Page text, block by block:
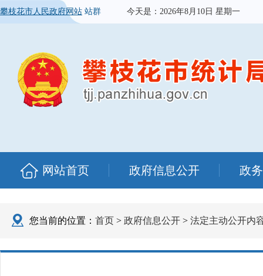
攀枝花市人民政府网站 站群 今天是： 2026年8月10日 星期一
网站首页 政府信息公开 政
您当前的位置： 首页 > 政府信息公开 > 法定主动公开内